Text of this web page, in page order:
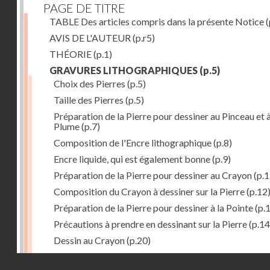
PAGE DE TITRE
TABLE Des articles compris dans la présente Notice
AVIS DE L'AUTEUR (p.r5)
THÉORIE(p.1)
GRAVURES LITHOGRAPHIQUES (p.5)
Choix des Pierres (p.5)
Taille des Pierres (p.5)
Préparation de la Pierre pour dessiner au Pinceau et
Plume(p.7)
Composition de l'Encre lithographique(p.8)
Encre liquide, qui est également bonne(p.9)
Préparation de la Pierre pour dessiner au Crayon
Composition du Crayon à dessiner sur la Pierre(p.12)
Préparation de la Pierre pour dessiner à la Pointe
Précautions à prendre en dessinant sur la Pierre
Dessin au Crayon(p.20)
Dessin à l'Encre(p.21)